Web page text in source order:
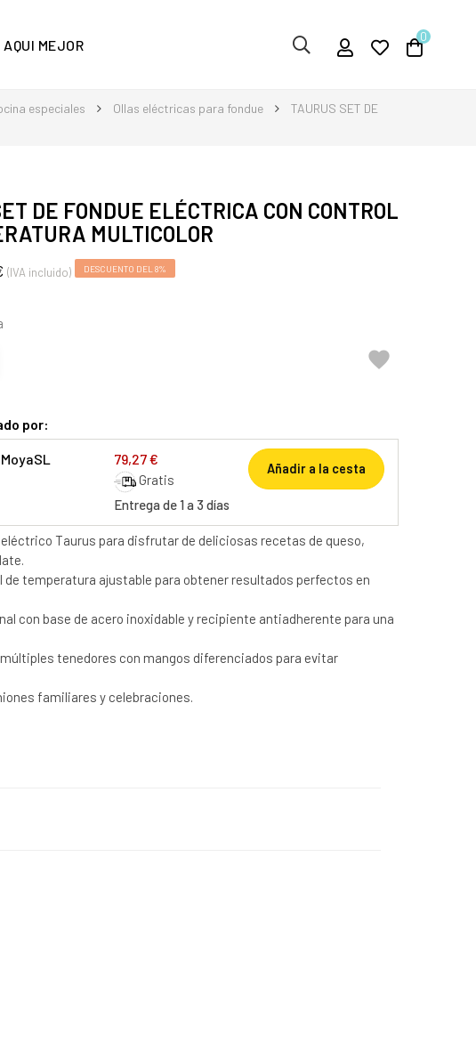
AQUI MEJOR 0
especiales Ollas eléctricas para fondue
TAURUS SET DE
DE FONDUE ELÉCTRICA CON CONTROL
MULTICOLOR
(IVA incluido) DESCUENTO DEL 8%

por:
79,27 €
Gratis
Entrega de 1 a 3 días
Añadir a la cesta
Taurus para disfrutar de deliciosas recetas de queso,
de temperatura ajustable para obtener resultados perfectos en
con base de acero inoxidable y recipiente antiadherente para una
tenedores con mangos diferenciados para evitar
familiares y celebraciones.